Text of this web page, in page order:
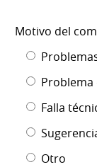
Motivo del
Problema
Falla
Otro